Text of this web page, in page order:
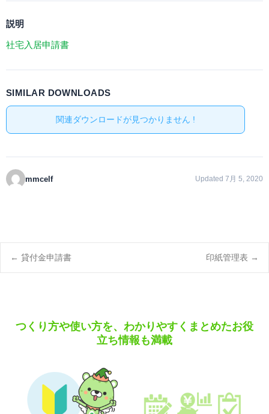
説明
社宅入居申請書
SIMILAR DOWNLOADS
関連ダウンロードが見つかりません !
mmcelf Updated 7月 5, 2020
Post
← 貸付金申請書 印紙管理表 →
つくり方や使い方を、わかりやすくまとめたお役
立ち情報も満載